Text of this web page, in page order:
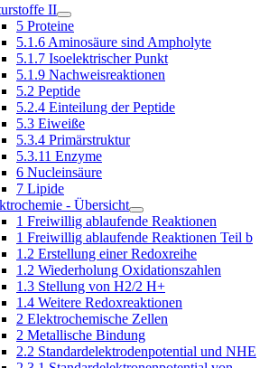
II
5 Proteine
5.1.6 Aminosäure sind Ampholyte
5.1.7 Isoelektrischer Punkt
5.1.9 Nachweisreaktionen
5.2 Peptide
5.2.4 Einteilung der Peptide
5.3 Eiweiße
5.3.4 Primärstruktur
5.3.11 Enzyme
6 Nucleinsäure
7 Lipide
- Übersicht
1 Freiwillig ablaufende Reaktionen
1 Freiwillig ablaufende Reaktionen Teil b
1.2 Erstellung einer Redoxreihe
1.2 Wiederholung Oxidationszahlen
1.3 Stellung von H2/2 H+
1.4 Weitere Redoxreaktionen
2 Elektrochemische Zellen
2 Metallische Bindung
2.2 Standardelektrodenpotential und NHE